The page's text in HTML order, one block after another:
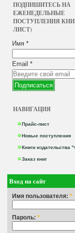
ПОДПИШИТЕСЬ НА
ЕЖЕНЕДЕЛЬНЫЕ
ПОСТУПЛЕНИЯ
ЛИСТ)
Имя *
Email *
НАВИГАЦИЯ
Прайс-лист
Новые поступления
Книги издательства
Заказ книг
Вход на сайт
Имя пользователя: *
Пароль: *